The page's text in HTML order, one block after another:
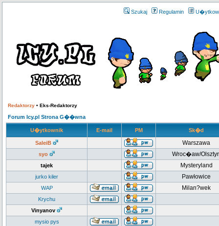
Szukaj Regulamin
Redaktorzy • Eks-Redaktorzy
Forum Icy.pl Strona G��wna
U�ytkownik E-mail PM Sk�d
SaleiB Warszawa
syo Wroc�aw/
tajek Mysteryland
jurko kiler Pawłowice
WAP Milan?wek
Krychu
Vinyanov
mysio pys